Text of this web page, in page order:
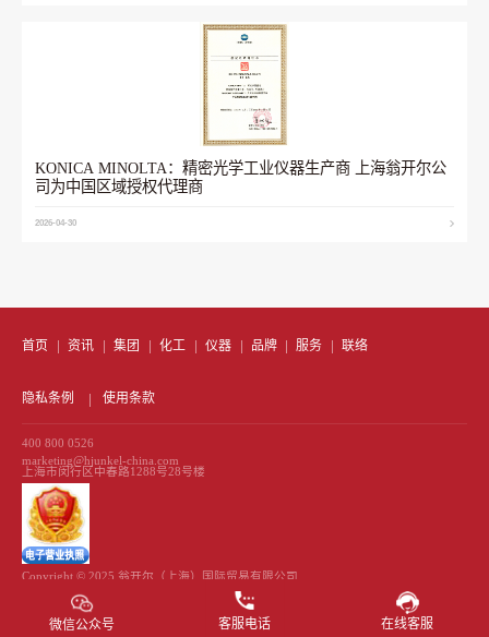
KONICA MINOLTA：精密光学工业仪器生产商 上海翁开尔公
司为中国区域授权代理商
2026-04-30
首页 资讯 集团 化工 仪器 品牌 服务 联络
隐私条例 使用条款
400 800 0526
marketing@hjunkel-china.com
上海市闵行区中春路1288号28号楼
Copyright © 2025 翁开尔（上海）国际贸易有限公司
All Rights Reserved 备案号
沪ICP备13039972号-1
微信公众号 客服电话 在线客服